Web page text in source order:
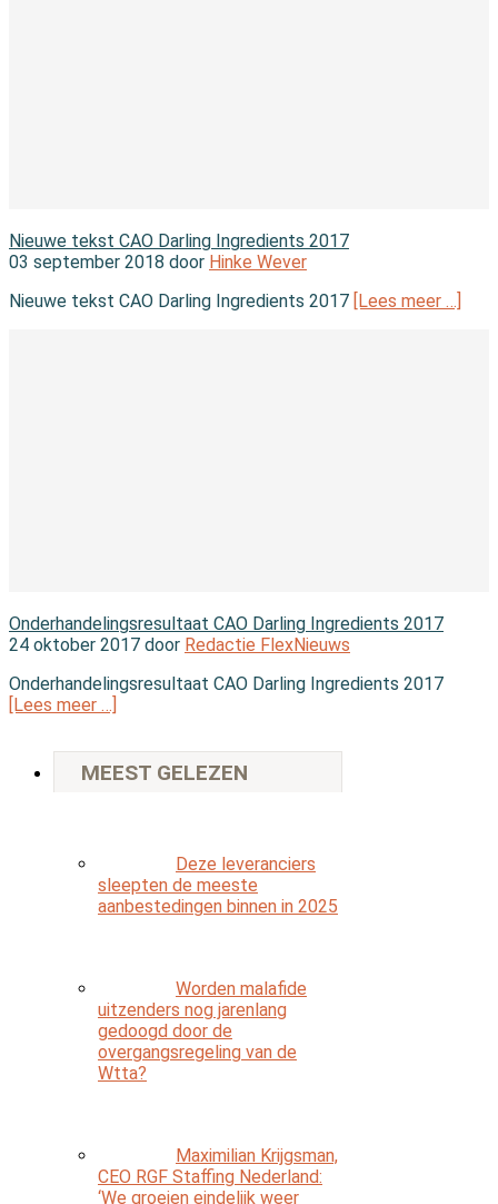
Nieuwe tekst CAO Darling Ingredients 2017
03 september 2018 door Hinke Wever
Nieuwe tekst CAO Darling Ingredients 2017 [Lees meer …]
Onderhandelingsresultaat CAO Darling Ingredients 2017
24 oktober 2017 door Redactie FlexNieuws
Onderhandelingsresultaat CAO Darling Ingredients 2017
[Lees meer …]
MEEST GELEZEN
Deze leveranciers
sleepten de meeste
aanbestedingen binnen in 2025
Worden malafide
uitzenders nog jarenlang
gedoogd door de
overgangsregeling van de
Wtta?
Maximilian Krijgsman,
CEO RGF Staffing Nederland:
‘We groeien eindelijk weer